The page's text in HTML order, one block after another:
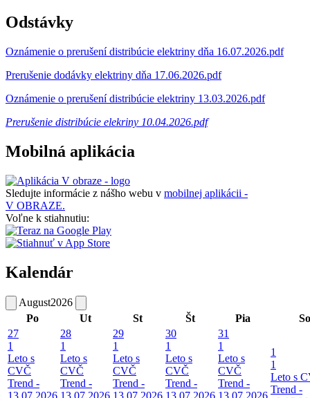
Odstávky
Oznámenie o prerušení distribúcie elektriny dňa 16.07.2026.pdf
Prerušenie dodávky elektriny dňa 17.06.2026.pdf
Oznámenie o prerušení distribúcie elektriny 13.03.2026.pdf
Prerušenie distribúcie elekriny 10.04.2026.pdf
Mobilná aplikácia
Sledujte informácie z nášho webu v mobilnej aplikácii -
V OBRAZE.
Voľne k stiahnutiu:
Kalendár
August2026
Po
Ut St Št Pia
So
27
1
Leto s
CVČ
Trend -
13.07.2026
28
1
Leto s
CVČ
Trend -
13.07.2026
29
1
Leto s
CVČ
Trend -
13.07.2026
30
1
Leto s
CVČ
Trend -
13.07.2026
31
1
Leto s
CVČ
Trend -
13.07.2026
1
1
Leto s
Trend -